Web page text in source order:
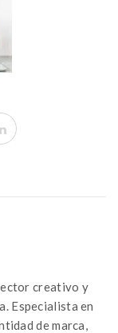
creativo y
Especialista en
de marca,